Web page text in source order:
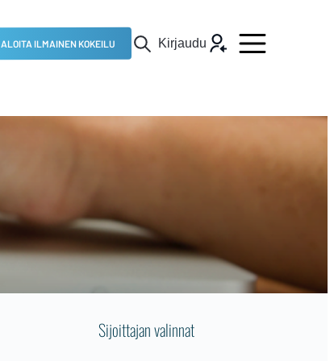
ALOITA ILMAINEN KOKEILU Kirjaudu
Sijoittajan valinnat